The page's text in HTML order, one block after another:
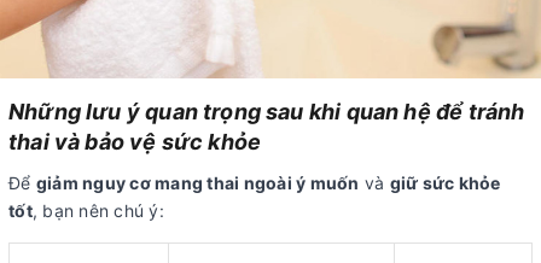
Những lưu ý quan trọng sau khi quan hệ để tránh
thai và bảo vệ sức khỏe
Để giảm nguy cơ mang thai ngoài ý muốn và giữ sức khỏe
tốt, bạn nên chú ý: